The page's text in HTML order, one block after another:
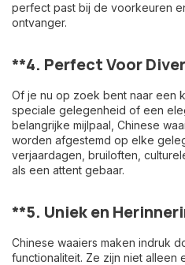
perfect past bij de voorkeuren
ontvanger.
**4. Perfect Voor
Of je nu op zoek bent naar een
speciale gelegenheid of een
belangrijke mijlpaal, Chinese
worden afgestemd op elke
verjaardagen, bruiloften,
als een attent gebaar.
**5. Uniek en
Chinese waaiers maken indruk
functionaliteit. Ze zijn niet alleen